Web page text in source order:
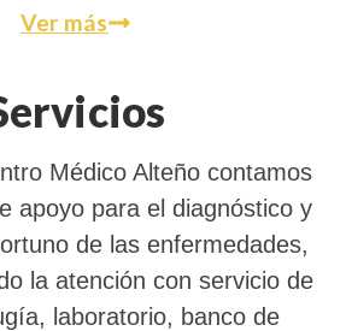
Ver más
Médico Alteño contamos
apoyo para el diagnóstico y
de las enfermedades,
la atención con servicio de
laboratorio, banco de